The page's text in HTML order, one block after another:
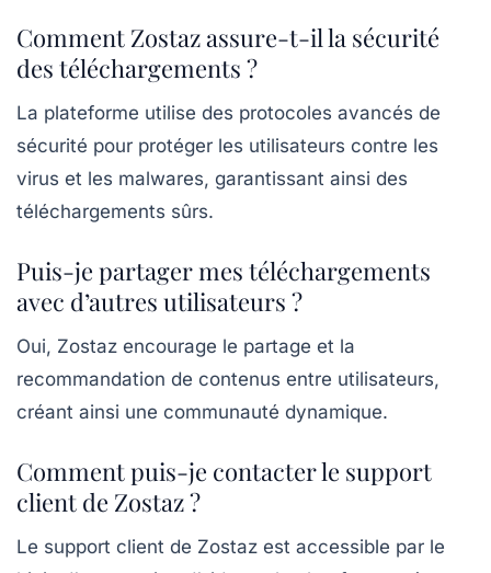
Comment Zostaz assure-t-il la sécurité
des téléchargements ?
La plateforme utilise des protocoles avancés de
sécurité pour protéger les utilisateurs contre les
virus et les malwares, garantissant ainsi des
téléchargements sûrs.
Puis-je partager mes téléchargements
avec d’autres utilisateurs ?
Oui, Zostaz encourage le partage et la
recommandation de contenus entre utilisateurs,
créant ainsi une communauté dynamique.
Comment puis-je contacter le support
client de Zostaz ?
Le support client de Zostaz est accessible par le